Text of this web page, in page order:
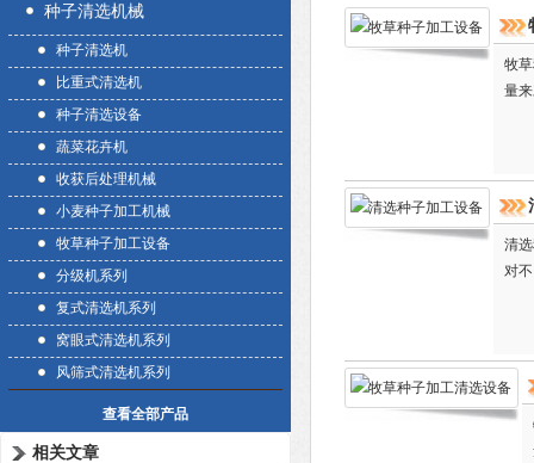
种子清选机械
种子清选机
比重式清选机
种子清选设备
蔬菜花卉机
收获后处理机械
小麦种子加工机械
牧草种子加工设备
分级机系列
复式清选机系列
窝眼式清选机系列
风筛式清选机系列
查看全部产品
相关文章
牧
量
清
对